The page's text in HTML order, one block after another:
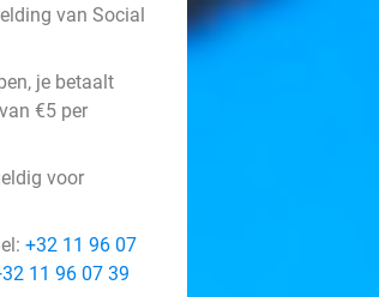
van Social
je betaalt
€5 per
voor
+32 11 96 07
11 96 07 39